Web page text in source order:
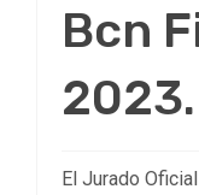
Bcn
2023.
El Jurado